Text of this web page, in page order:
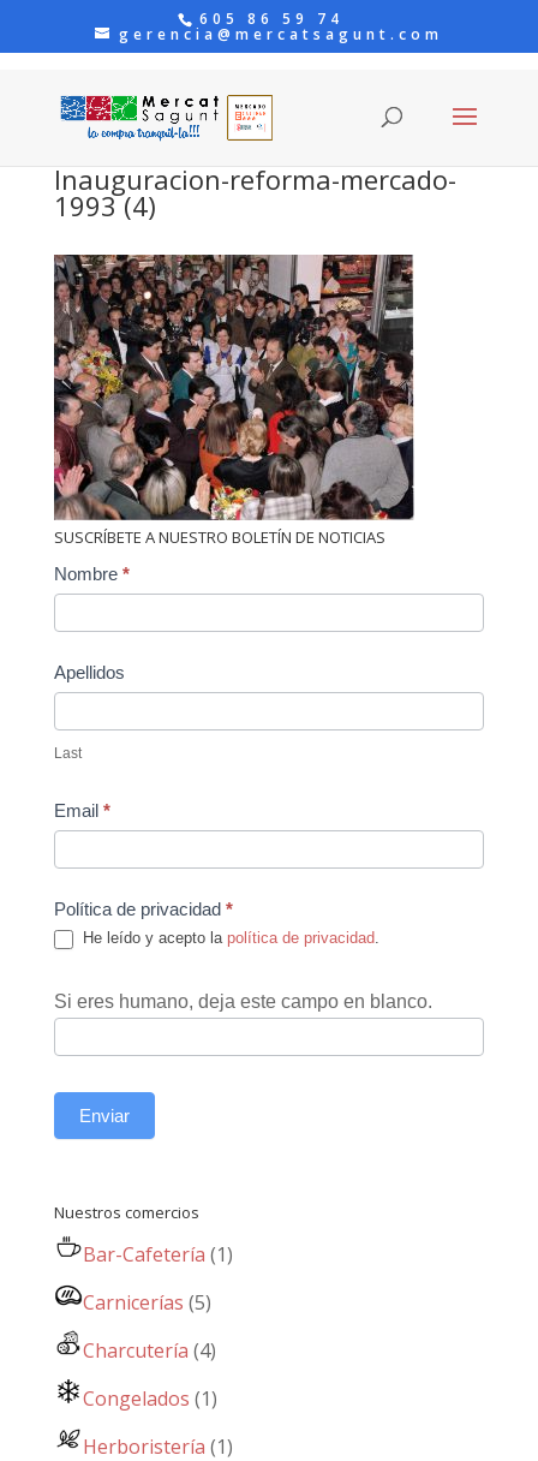
605 86 59 74
gerencia@mercatsagunt.com
Inauguracion-reforma-mercado-
1993 (4)
SUSCRÍBETE A NUESTRO BOLETÍN DE NOTICIAS
Contact
Nombre *
Apellidos
Last
Email *
Política de privacidad *
He leído y acepto la política de privacidad.
Si eres humano, deja este campo en blanco.
Enviar
Nuestros comercios
Bar-Cafetería (1)
Carnicerías (5)
Charcutería (4)
Congelados (1)
Herboristería (1)